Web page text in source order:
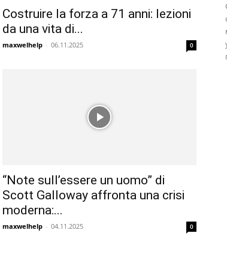
Costruire la forza a 71 anni: lezioni
da una vita di...
maxwelhelp - 06.11.2025 0
“Note sull’essere un uomo” di
Scott Galloway affronta una crisi
moderna:...
maxwelhelp - 04.11.2025 0